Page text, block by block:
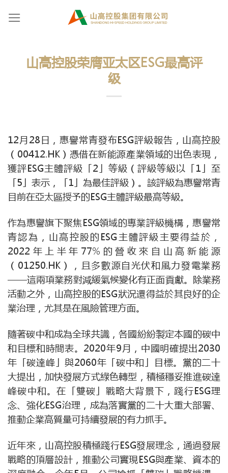
山高控股荣膺亚太区ESG最高评
级
12月28日，惠譽常青發布ESG評級報告，山高控股
（00412.HK）憑借在新能源產業領域的出色表現，
獲評ESG主體評級「2」等級（評級等級以「1」至
「5」表示，「1」為最佳評級）。該評級為惠譽常青
目前在亞太區授予的ESG主體評級最高等級。
作為惠譽旗下聚焦ESG領域的專業評級機構，惠譽常
青認為，山高控股的ESG主體評級主要得益於，
2022年上半年77%的營收來自山高新能源
（01250.HK），且多數源自光伏和風力發電業務
——這兩項業務對減緩氣候變化有正面貢獻。除業務
活動之外，山高控股的ESG狀況還得益於其良好的企
業治理，尤其是在風險管理方面。
隨著碳中和成為全球共識，各國紛紛製定本國的碳中
和目標和時間表。2020年9月，中國明確提出2030
年「碳達峰」與2060年「碳中和」目標。黨的二十
大提出，加快發展方式綠色轉型，積極穩妥推進碳達
峰碳中和。在「雙碳」戰略大背景下，踐行ESG理
念、強化ESG治理，成為落實黨的二十大重大部署、
推動企業高質量可持續發展的有力抓手。
近年來，山高控股積極踐行ESG發展理念，通過發展
戰略的頂層設計，推動公司實現ESG與產業、資本的